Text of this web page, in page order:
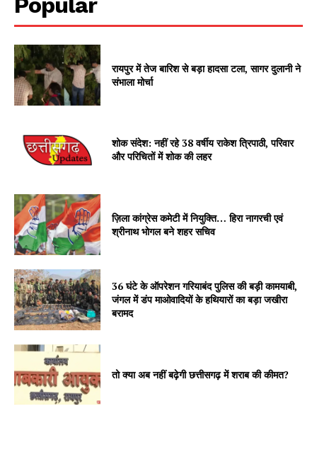
रायपुर में तेज बारिश से बड़ा हादसा टला, सागर दुलानी ने
संभाला मोर्चा
शोक संदेश: नहीं रहे 38 वर्षीय राकेश त्रिपाठी, परिवार
और परिचितों में शोक की लहर
ज़िला कांग्रेस कमेटी में नियुक्ति… हिरा नागरची एवं
श्रीनाथ भोगल बने शहर सचिव
36 घंटे के ऑपरेशन गरियाबंद पुलिस की बड़ी कामयाबी,
जंगल में डंप माओवादियों के हथियारों का बड़ा जखीरा
बरामद
तो क्या अब नहीं बढ़ेगी छत्तीसगढ़ में शराब की कीमत?